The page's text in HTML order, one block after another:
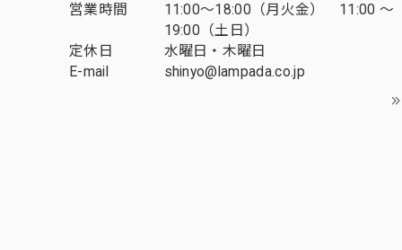
営業時間
11:00～18:00（月火金） 11:00 ～
19:00（土日）
定休日
水曜日・木曜日
E-mail
shinyo@lampada.co.jp